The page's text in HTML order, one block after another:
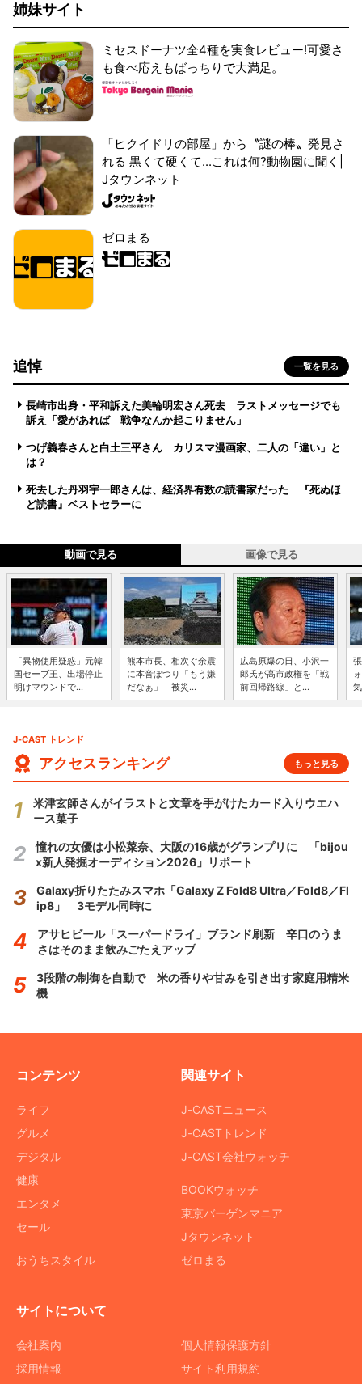
姉妹サイト
ミセスドーナツ全4種を実食レビュー!可愛さ
も食べ応えもばっちりで大満足。
「ヒクイドリの部屋」から〝謎の棒〟発見さ
れる 黒くて硬くて...これは何?動物園に聞く|
Jタウンネット
ゼロまる
追悼 一覧を見る
長崎市出身・平和訴えた美輪明宏さん死去 ラストメッセージでも
訴え「愛があれば 戦争なんか起こりません」
つげ義春さんと白土三平さん カリスマ漫画家、二人の「違い」と
は？
死去した丹羽宇一郎さんは、経済界有数の読書家だった 『死ぬほ
ど読書』ベストセラーに
動画で見る 画像で見る
「異物使用疑惑」元韓
国セーブ王、出場停止
明けマウンドで...
熊本市長、相次ぐ余震
に本音ぽつり「もう嫌
だなぁ」 被災...
広島原爆の日、小沢一
郎氏が高市政権を「戦
前回帰路線」と...
J-CAST トレンド
アクセスランキング もっと見る
米津玄師さんがイラストと文章を手がけたカード入りウエハ
ース菓子
憧れの女優は小松菜奈、大阪の16歳がグランプリに 「bijou
x新人発掘オーディション2026」リポート
Galaxy折りたたみスマホ「Galaxy Z Fold8 Ultra／Fold8／Fl
ip8」 3モデル同時に
アサヒビール「スーパードライ」ブランド刷新 辛口のうま
さはそのまま飲みごたえアップ
3段階の制御を自動で 米の香りや甘みを引き出す家庭用精米
機
コンテンツ
ライフ
グルメ
デジタル
健康
エンタメ
セール
おうちスタイル
関連サイト
J-CASTニュース
J-CASTトレンド
J-CAST会社ウォッチ
BOOKウォッチ
東京バーゲンマニア
Jタウンネット
ゼロまる
サイトについて
会社案内
採用情報
個人情報保護方針
サイト利用規約